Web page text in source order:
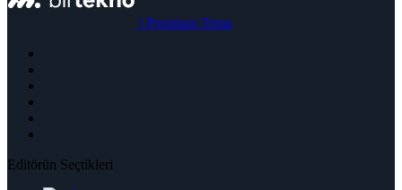
| Premium Tema
Editörün Seçtikleri